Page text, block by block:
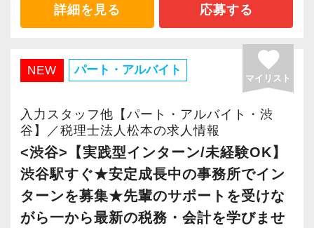
おりますので、当社で将来の不安なく働いてみ
【大阪の事務所はこんなオフィスです】
2018年10月にオープンして以降、怒涛の勢いで
成長している大阪オフィス。増員に伴い2022年
7月にはより広いビルへ拡張移転。
2025年10月には増床するなど、拡大の一途をた
どっています。
関西の事業者には「大きいことやったるで！」
2021年6月に「渋谷オフィス」を新設し、その
後「新宿オフィス」「大阪オフィス」「錦糸町
さらに2022年12月には「柏オフィス」を開設
し、2025年には大阪オフィスを増床するなど、
事業拡大を続けています。
安定性抜群の環境で自己成長を実現できます。
社員の持つ「やる・やりたい」という気持ちを
大事にしているため、資格を持っていなくて
も、スピーディーなキャリアアップが可能で
詳細を見る 応募する
NEW パート・アルバイト favorite
マイリスト
入力スタッフ他【パート・アルバイト・渋
谷】／税理士法人松本の求人情報
<渋谷>【実践型インターン/未経験OK】
渋谷駅すぐ★安定成長中の事務所でイン
ターンを募集★先輩のサポートを受けな
がら一から最新の税務・会計を学びませ